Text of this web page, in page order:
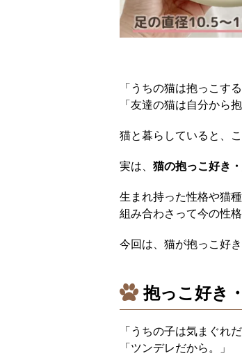
「うちの猫は抱っこす
「友達の猫は自分から
猫と暮らしていると、
実は、 猫の抱っこ好き
生まれ持った性格や猫
組み合わさって今の性
今回は、猫が抱っこ好
抱っこ好き
「うちの子は気まぐれだ
「ツンデレだから。」